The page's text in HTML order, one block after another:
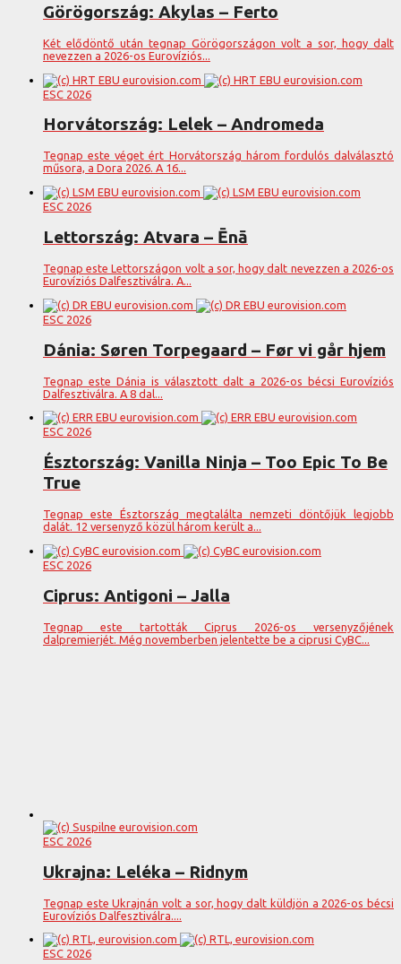
Görögország: Akylas – Ferto
Két elődöntő után tegnap Görögországon volt a sor, hogy dalt
nevezzen a 2026-os Eurovíziós...
ESC 2026
Horvátország: Lelek – Andromeda
Tegnap este véget ért Horvátország három fordulós dalválasztó
műsora, a Dora 2026. A 16...
ESC 2026
Lettország: Atvara – Ēnā
Tegnap este Lettországon volt a sor, hogy dalt nevezzen a 2026-os
Eurovíziós Dalfesztiválra. A...
ESC 2026
Dánia: Søren Torpegaard – Før vi går hjem
Tegnap este Dánia is választott dalt a 2026-os bécsi Eurovíziós
Dalfesztiválra. A 8 dal...
ESC 2026
Észtország: Vanilla Ninja – Too Epic To Be
True
Tegnap este Észtország megtalálta nemzeti döntőjük legjobb
dalát. 12 versenyző közül három került a...
ESC 2026
Ciprus: Antigoni – Jalla
Tegnap este tartották Ciprus 2026-os versenyzőjének
dalpremierjét. Még novemberben jelentette be a ciprusi CyBC...
ESC 2026
Ukrajna: Leléka – Ridnym
Tegnap este Ukrajnán volt a sor, hogy dalt küldjön a 2026-os bécsi
Eurovíziós Dalfesztiválra....
ESC 2026